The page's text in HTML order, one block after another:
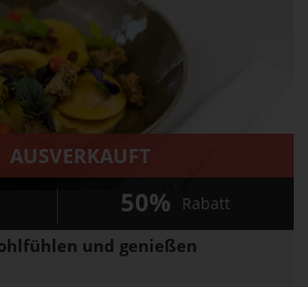
und genießen
AUSVERKAUFT
50% Rabatt